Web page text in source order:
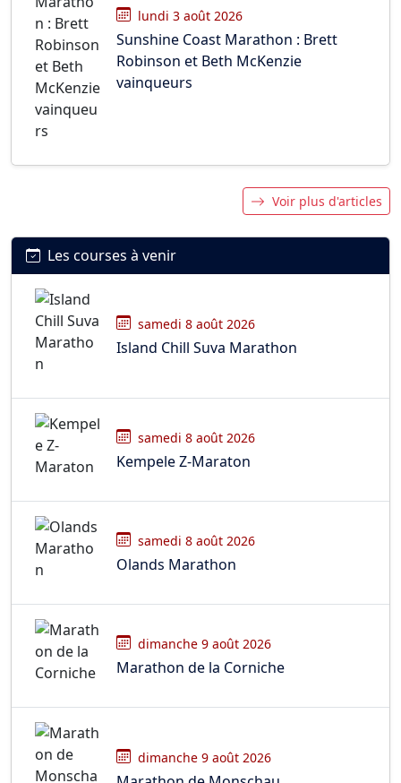
lundi 3 août 2026
Sunshine Coast Marathon : Brett
Robinson et Beth McKenzie
vainqueurs
Voir plus d'articles
Les courses à venir
samedi 8 août 2026
Island Chill Suva Marathon
samedi 8 août 2026
Kempele Z-Maraton
samedi 8 août 2026
Olands Marathon
dimanche 9 août 2026
Marathon de la Corniche
dimanche 9 août 2026